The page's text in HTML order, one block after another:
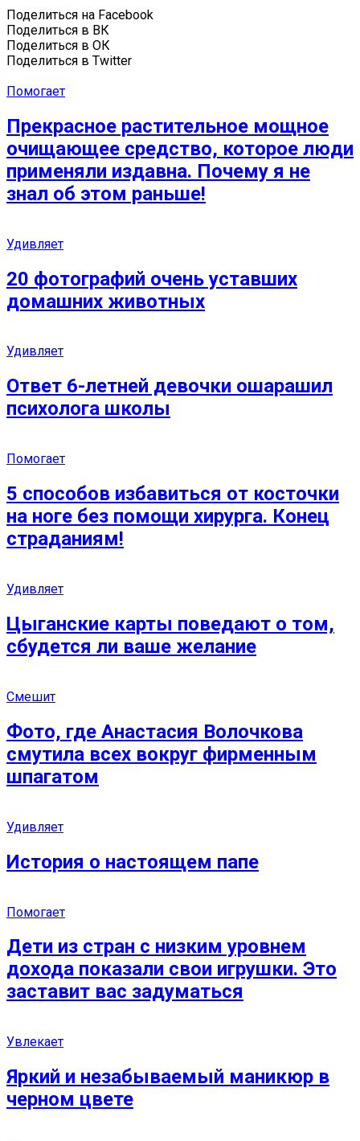
Поделиться на Facebook
Поделиться в ВК
Поделиться в ОК
Поделиться в Twitter
Помогает
Прекрасное растительное мощное
очищающее средство, которое люди
применяли издавна. Почему я не
знал об этом раньше!
Удивляет
20 фотографий очень уставших
домашних животных
Удивляет
Ответ 6-летней девочки ошарашил
психолога школы
Помогает
5 способов избавиться от косточки
на ноге без помощи хирурга. Конец
страданиям!
Удивляет
Цыганские карты поведают о том,
сбудется ли ваше желание
Смешит
Фото, где Анастасия Волочкова
смутила всех вокруг фирменным
шпагатом
Удивляет
История о настоящем папе
Помогает
Дети из стран с низким уровнем
дохода показали свои игрушки. Это
заставит вас задуматься
Увлекает
Яркий и незабываемый маникюр в
черном цвете